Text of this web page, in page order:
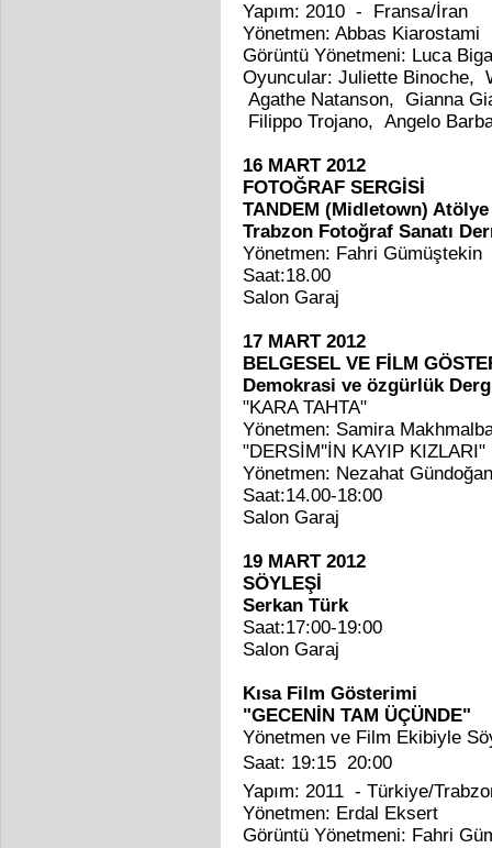
Yapım: 2010 - Fransa/İran
Yönetmen: Abbas Kiarostami
Görüntü Yönetmeni: Luca
Oyuncular: Juliette Binoche,
Agathe Natanson, Gianna
Filippo Trojano, Angelo
16 MART 2012
FOTOĞRAF SERGİSİ
TANDEM (Midletown)
Trabzon Fotoğraf Sanatı
Yönetmen: Fahri Gümüştekin
Saat:18.00
Salon Garaj
17 MART 2012
BELGESEL VE FİLM
Demokrasi ve özgürlük
"KARA TAHTA"
Yönetmen: Samira
"DERSİM''İN KAYIP KIZLARI"
Yönetmen: Nezahat Gündoğan
Saat:14.00-18:00
Salon Garaj
19 MART 2012
SÖYLEŞİ
Serkan Türk
Saat:17:00-19:00
Salon Garaj
Kısa Film Gösterimi
"GECENİN TAM ÜÇÜNDE"
Yönetmen ve Film Ekibiyle
Saat: 19:15  20:00
Yapım: 2011 - Türkiye/
Yönetmen: Erdal Eksert
Görüntü Yönetmeni: Fahri